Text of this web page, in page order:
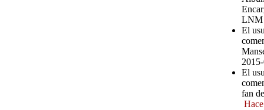
LNM
El
El
fan